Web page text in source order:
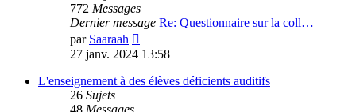
772 Messages
Dernier message Re: Questionnaire sur la coll…
par Saaraah
le
message
27 janv. 2024 13:58
L'enseignement à des élèves déficients auditifs
26 Sujets